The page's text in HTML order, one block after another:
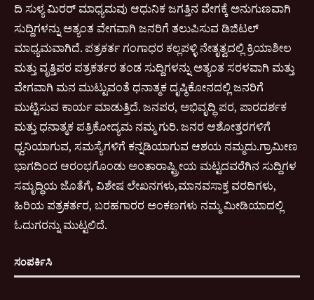
ದಿ ಸುಳ್ಯ ಮಿರರ್ ಮಾಧ್ಯಮವು ಆಧುನಿಕ ಜಗತ್ತಿನ ವೇಗಕ್ಕೆ ಅನುಗುಣವಾಗಿ
ಸುದ್ದಿಗಳನ್ನು ಅತ್ಯಂತ ವೇಗವಾಗಿ ಜನರಿಗೆ ತಲುಪಿಸುವ ಡಿಜಿಟಲ್
ಮಾಧ್ಯಮವಾಗಿದೆ. ಪತ್ರಕರ್ತ ಗಂಗಾಧರ ಕಲ್ಲಪಳ್ಳಿ ನೇತೃತ್ವದಲ್ಲಿ ಕ್ರಿಯಾಶೀಲ
ಮತ್ತು ವೃತ್ತಿಪರ ಪತ್ರಕರ್ತರ ತಂಡ ಸುದ್ದಿಗಳನ್ನು ಅತ್ಯಂತ ಸರಳವಾಗಿ ಮತ್ತು
ವೇಗವಾಗಿ ಮನ ಮುಟ್ಟುವಂತೆ ಧನಾತ್ಮಕ ದೃಷ್ಠಿಕೋನದಲ್ಲಿ ಜನರಿಗೆ
ಮುಟ್ಟಿಸುವ ಕಾರ್ಯ ಮಾಡುತ್ತಿದೆ. ಜನಪರ, ಅಭಿವೃದ್ಧಿ ಪರ, ಪಾರದರ್ಶಕ
ಮತ್ತು ಧನಾತ್ಮಕ ಪತ್ರಿಕೋದ್ಯಮ ನಮ್ಮ ಗುರಿ. ಜನರ ಆಶೋತ್ತರಗಳಿಗೆ
ಧ್ವನಿಯಾಗುವ, ಸಮಸ್ಯೆಗಳಿಗೆ ಕನ್ನಡಿಯಾಗುವ ಆಶಯ ನಮ್ಮದು.ಗ್ರಾಮೀಣ
ಭಾಗದಿಂದ ಆರಂಭಗೊಂಡು ಅಂತಾರಾಷ್ಟ್ರೀಯ ಮಟ್ಟದವರೆಗಿನ ಸುದ್ದಿಗಳ
ಸಮೃದ್ಧಿಯ ಜೊತೆಗೆ, ವಿಶೇಷ ಲೇಖನಗಳು,ಮಾನವಸಾಕ್ತ ವರದಿಗಳು,
ಹಿರಿಯ ಪತ್ರಕರ್ತರ, ಬರಹಗಾರರ ಅಂಕಣಗಳು ನಮ್ಮ ಮೀಡಿಯಾದಲ್ಲಿ
ಓದುಗರನ್ನು ಮುಟ್ಟಲಿದೆ.
ಸಂಪರ್ಕಿಸಿ